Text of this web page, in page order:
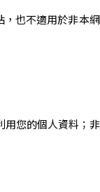
也不適用於非本
您的個人資料；